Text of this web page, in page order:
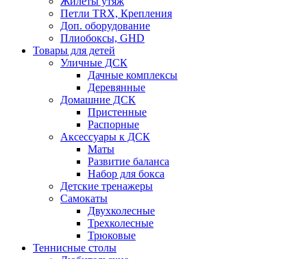
Петли TRX, Крепления
Доп. оборудование
Плиобоксы, GHD
Товары для детей
Уличные ДСК
Дачные комплексы
Деревянные
Домашние ДСК
Пристенные
Распорные
Аксесcуары к ДСК
Маты
Развитие баланса
Набор для бокса
Детские тренажеры
Самокаты
Двухколесные
Трехколесные
Трюковые
Теннисные столы